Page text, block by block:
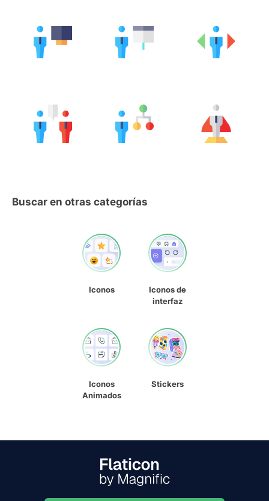
Buscar en otras categorías
Iconos
Iconos de
interfaz
Iconos
Animados
Stickers